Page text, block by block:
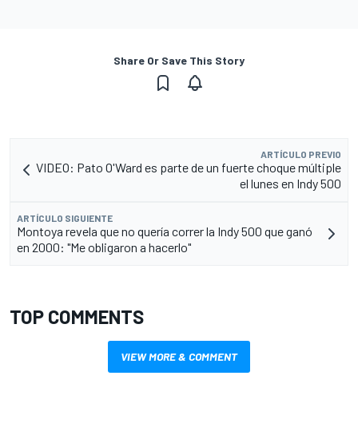
Share Or Save This Story
ARTÍCULO PREVIO
VIDEO: Pato O'Ward es parte de un fuerte choque múltiple
el lunes en Indy 500
ARTÍCULO SIGUIENTE
Montoya revela que no quería correr la Indy 500 que ganó
en 2000: "Me obligaron a hacerlo"
TOP COMMENTS
VIEW MORE & COMMENT